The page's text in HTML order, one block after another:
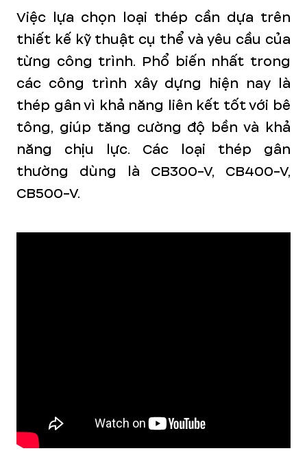
Việc lựa chọn loại thép cần dựa trên
thiết kế kỹ thuật cụ thể và yêu cầu của
từng công trình. Phổ biến nhất trong
các công trình xây dựng hiện nay là
thép gân vì khả năng liên kết tốt với bê
tông, giúp tăng cường độ bền và khả
năng chịu lực. Các loại thép gân
thường dùng là CB300-V, CB400-V,
CB500-V.